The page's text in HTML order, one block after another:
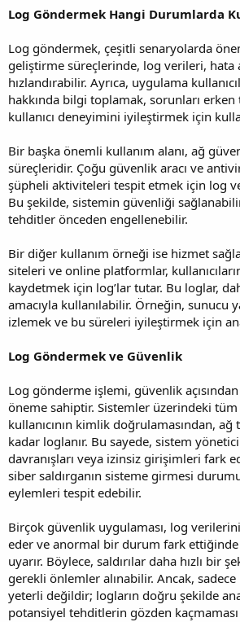
Log Göndermek Hangi Durumlarda
Log göndermek, çeşitli senaryolarda
geliştirme süreçlerinde, log verileri, hata
hızlandırabilir. Ayrıca, uygulama
hakkında bilgi toplamak, sorunları
kullanıcı deneyimini iyileştirmek için
Bir başka önemli kullanım alanı, ağ
süreçleridir. Çoğu güvenlik aracı ve
şüpheli aktiviteleri tespit etmek için log
Bu şekilde, sistemin güvenliği
tehditler önceden engellenebilir.
Bir diğer kullanım örneği ise hizmet
siteleri ve online platformlar,
kaydetmek için log’lar tutar. Bu loglar,
amacıyla kullanılabilir. Örneğin, sunucu
izlemek ve bu süreleri iyileştirmek için
Log Göndermek ve Güvenlik
Log gönderme işlemi, güvenlik
öneme sahiptir. Sistemler üzerindeki
kullanıcının kimlik doğrulamasından,
kadar loglanır. Bu sayede, sistem
davranışları veya izinsiz girişimleri fark
siber saldırganın sisteme girmesi
eylemleri tespit edebilir.
Birçok güvenlik uygulaması, log
eder ve anormal bir durum fark
uyarır. Böylece, saldırılar daha hızlı bir
gerekli önlemler alınabilir. Ancak,
yeterli değildir; logların doğru şekilde
potansiyel tehditlerin gözden